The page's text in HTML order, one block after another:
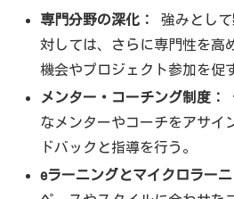
専門分野の深化：
強みとし
対しては、さらに専門性を高
機会やプロジェクト参加を促
メンター・コーチング制度：
なメンターやコーチをアサイ
ドバックと指導を行う。
eラーニングとマイクロラーニ